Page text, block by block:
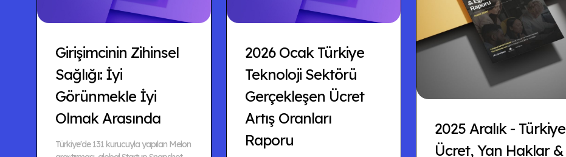
Girişimcinin Zihinsel
Sağlığı: İyi
Görünmekle İyi
Olmak Arasında
Türkiye'de 131 kurucuyla yapılan Melon
2026 Ocak Türkiye
Teknoloji Sektörü
Gerçekleşen Ücret
Artış Oranları
Raporu
2025 Aralık - Türkiye
Ücret, Yan Haklar &